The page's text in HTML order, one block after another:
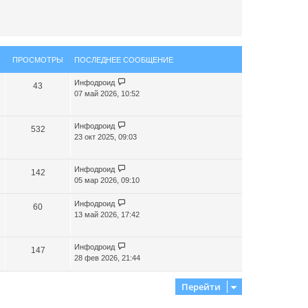
ПРОСМОТРЫ ПОСЛЕДНЕЕ СООБЩЕНИЕ
43
Инфодроид
07 май 2026, 10:52
532
Инфодроид
23 окт 2025, 09:03
142
Инфодроид
05 мар 2026, 09:10
60
Инфодроид
13 май 2026, 17:42
147
Инфодроид
28 фев 2026, 21:44
Перейти